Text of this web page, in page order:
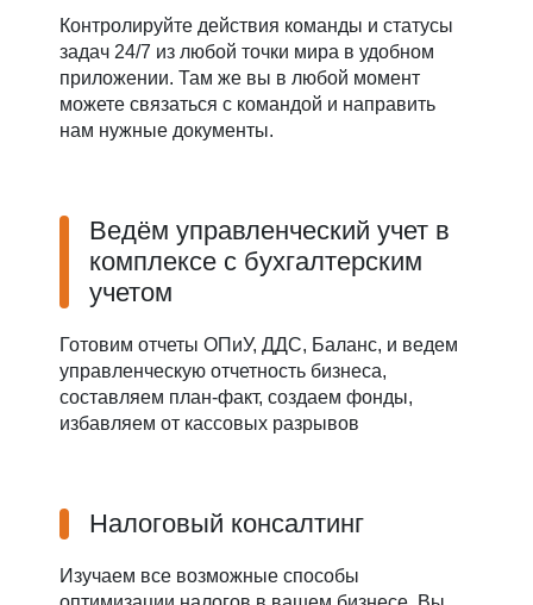
Контролируйте действия команды и статусы
задач 24/7 из любой точки мира в удобном
приложении. Там же вы в любой момент
можете связаться с командой и направить
нам нужные документы.
Ведём управленческий учет в
комплексе с бухгалтерским
учетом
Готовим отчеты ОПиУ, ДДС, Баланс, и ведем
управленческую отчетность бизнеса,
составляем план-факт, создаем фонды,
избавляем от кассовых разрывов
Налоговый консалтинг
Изучаем все возможные способы